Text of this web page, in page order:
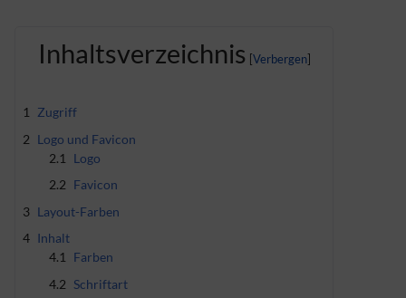
Inhaltsverzeichnis
1
Zugriff
2 Logo und Favicon
2.1
Logo
2.2 Favicon
3 Layout-Farben
4 Inhalt
4.1
Farben
4.2 Schriftart